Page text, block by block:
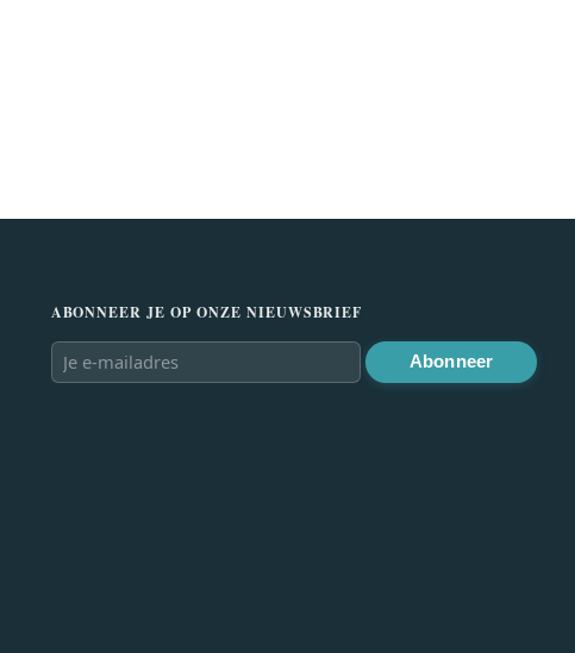
ABONNEER JE OP ONZE NIEUWSBRIEF
Abonneer